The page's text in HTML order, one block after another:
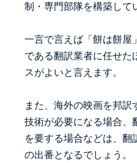
制・専門部隊を構築して
一言で言えば「餅は餅屋
である翻訳業者に任せた
スがよいと言えます。
また、海外の映画を邦訳
技術が必要になる場合、
を要する場合などは、翻
の出番となるでしょう。